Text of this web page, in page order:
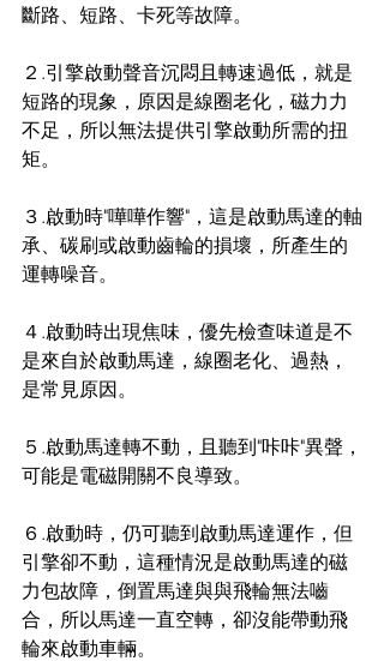
斷路、短路、卡死等故障。
２.引擎啟動聲音沉悶且轉速過低，就是
短路的現象，原因是線圈老化，磁力力
不足，所以無法提供引擎啟動所需的扭
矩。
３.啟動時"嘩嘩作響"，這是啟動馬達的軸
承、碳刷或啟動齒輪的損壞，所產生的
運轉噪音。
４.啟動時出現焦味，優先檢查味道是不
是來自於啟動馬達，線圈老化、過熱，
是常見原因。
５.啟動馬達轉不動，且聽到"咔咔"異聲，
可能是電磁開關不良導致。
６.啟動時，仍可聽到啟動馬達運作，但
引擎卻不動，這種情況是啟動馬達的磁
力包故障，倒置馬達與與飛輪無法嚙
合，所以馬達一直空轉，卻沒能帶動飛
輪來啟動車輛。